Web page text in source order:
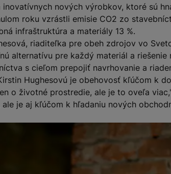
nových výrobkov, ktoré sú
roku vzrástli emisie CO2 zo
infraštruktúra a materiály 13 %.
riaditeľka pre obeh zdrojov vo
alternatívu pre každý materiál a riešenie
s cieľom prepojiť navrhovanie a
Hughesovú je obehovosť kľúčom k
o životné prostredie, ale je to oveľa
je aj kľúčom k hľadaniu nových